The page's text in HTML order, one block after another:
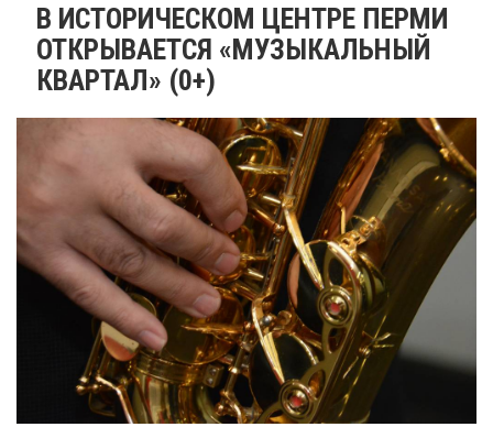
​В ИСТОРИЧЕСКОМ ЦЕНТРЕ ПЕРМИ
ОТКРЫВАЕТСЯ «МУЗЫКАЛЬНЫЙ
КВАРТАЛ» (0+)